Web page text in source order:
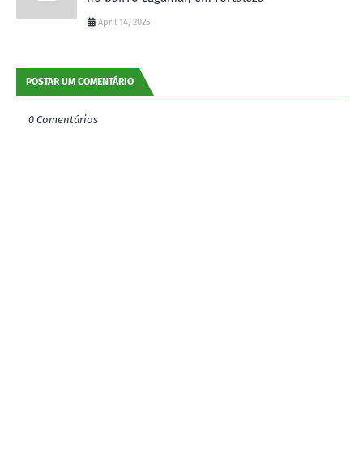
April 14, 2025
POSTAR UM COMENTÁRIO
0 Comentários